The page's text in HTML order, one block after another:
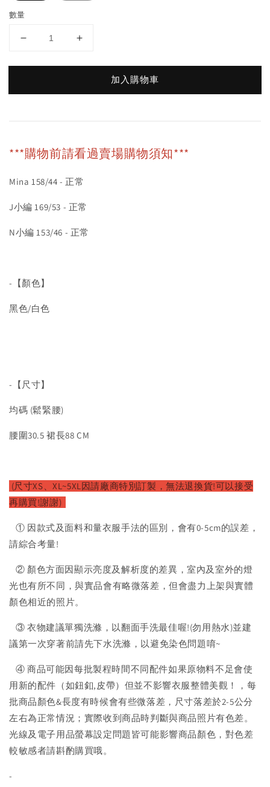
數量
加入購物車
***購物前請看過賣場購物須知***
Mina 158/44 - 正常
J小編 169/53 - 正常
N小編 153/46 - 正常
-【顏色】
黑色/白色
-【尺寸】
均碼 (鬆緊腰)
腰圍30.5 裙長88 CM
(尺寸XS、XL~5XL因請廠商特別訂製，無法退換貨!可以接受
再購買!謝謝)
① 因款式及面料和量衣服手法的區別，會有0-5cm的誤差，
請綜合考量!
② 顏色方面因顯示亮度及解析度的差異，室內及室外的燈
光也有所不同，與實品會有略微落差，但會盡力上架與實體
顏色相近的照片。
③ 衣物建議單獨洗滌，以翻面手洗最佳喔!(勿用熱水)並建
議第一次穿著前請先下水洗滌，以避免染色問題唷~
④ 商品可能因每批製程時間不同配件如果原物料不足會使
用新的配件（如鈕釦,皮帶）但並不影響衣服整體美觀！，每
批商品顏色&長度有時候會有些微落差，尺寸落差於2-5公分
左右為正常情況；實際收到商品時判斷與商品照片有色差。
光線及電子用品螢幕設定問題皆可能影響商品顏色，對色差
較敏感者請斟酌購買哦。
-